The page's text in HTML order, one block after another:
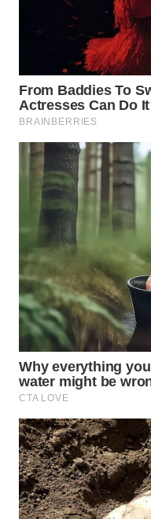
PADANG
WN
SUMEDANG
WN
CIANJUR
WN
KEPULAUAN
SERIBU
WN
TANGERANG
WN
BINJAI
WN
WN
INDRAMAYU
WN